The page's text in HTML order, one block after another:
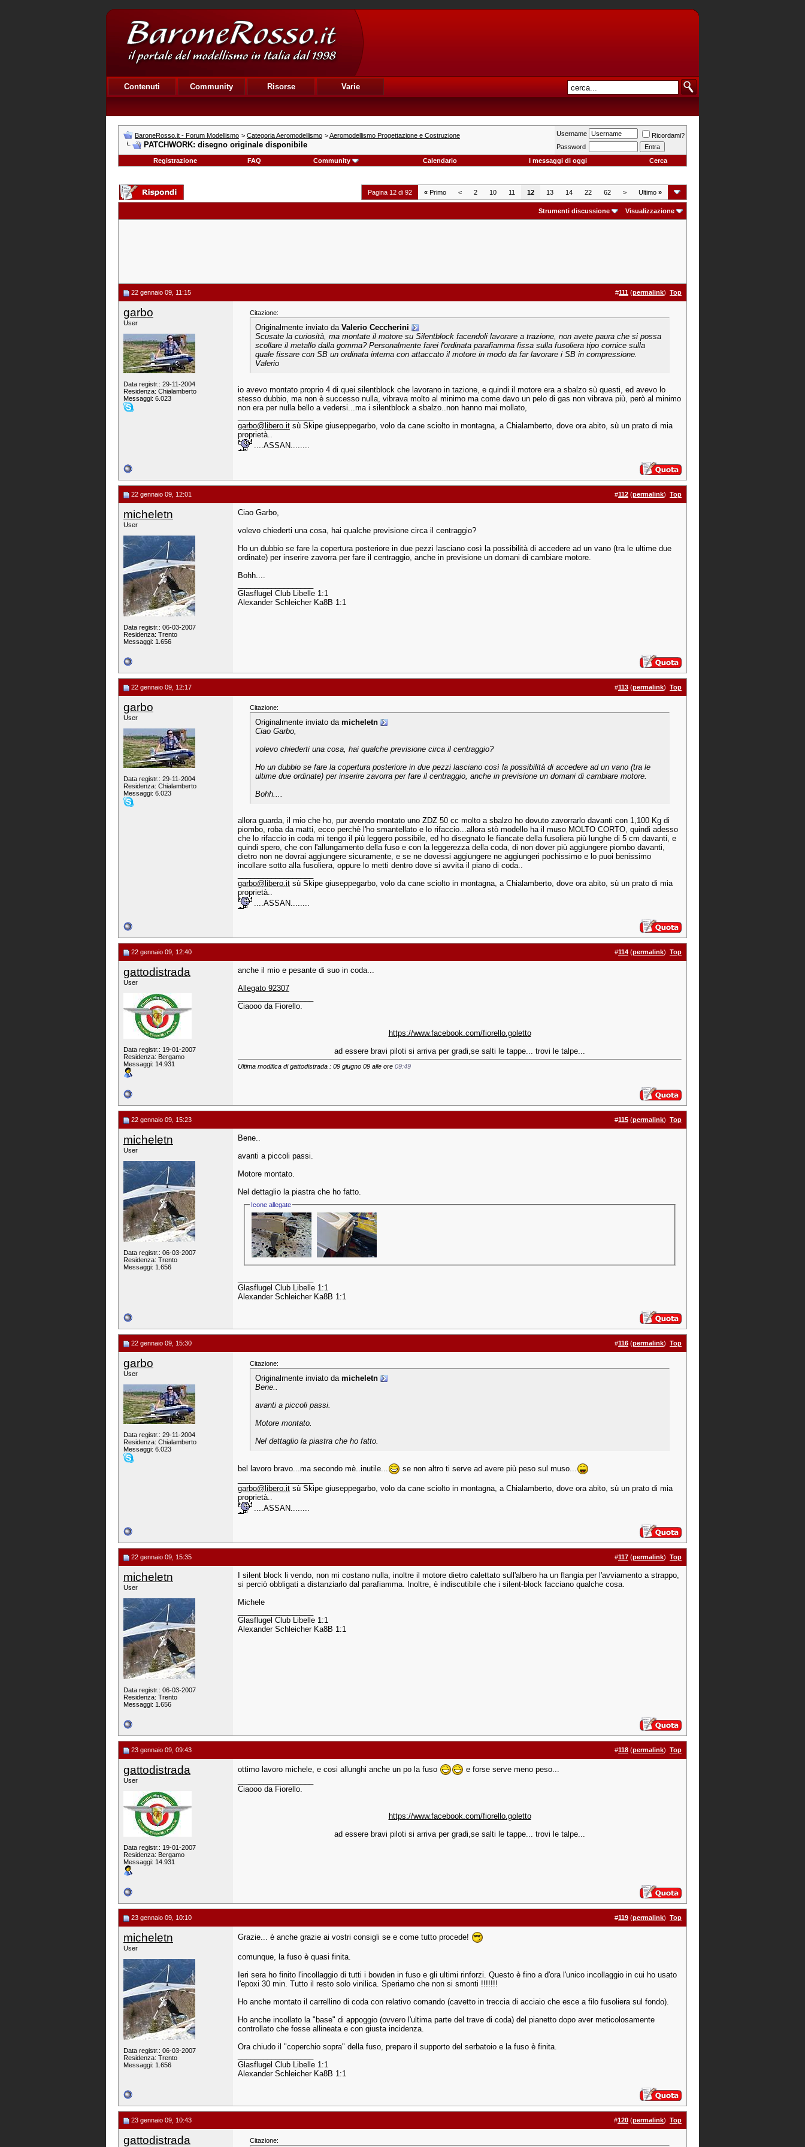
Contenuti Community Risorse Varie
BaroneRosso.it - Forum Modellismo > Categoria Aeromodellismo >Aeromodellismo Progettazione e Costruzione
PATCHWORK: disegno originale disponibile
Username
Ricordami?
Password
Registrazione
FAQ Community Calendario I messaggi di oggi Cerca
Pagina 12 di 92 « Primo < 2 10 11 12 13 14 22 62 > Ultimo »
Strumenti discussione Visualizzazione
22 gennaio 09, 11:15 #111 (permalink) Top
garbo
User
Data registr.: 29-11-2004
Residenza: Chialamberto
Messaggi: 6.023
Citazione:
Originalmente inviato da Valerio Ceccherini
Scusate la curiosità, ma montate il motore su Silentblock facendoli lavorare a trazione, non avete paura che si possa
scollare il metallo dalla gomma? Personalmente farei l'ordinata parafiamma fissa sulla fusoliera tipo cornice sulla
quale fissare con SB un ordinata interna con attaccato il motore in modo da far lavorare i SB in compressione.
Valerio
io avevo montato proprio 4 di quei silentblock che lavorano in tazione, e quindi il motore era a sbalzo sù questi, ed avevo lo
stesso dubbio, ma non è successo nulla, vibrava molto al minimo ma come davo un pelo di gas non vibrava più, però al minimo
non era per nulla bello a vedersi...ma i silentblock a sbalzo..non hanno mai mollato,
garbo@libero.it sù Skipe giuseppegarbo, volo da cane sciolto in montagna, a Chialamberto, dove ora abito, sù un prato di mia
proprietà..
....ASSAN........
22 gennaio 09, 12:01 #112 (permalink) Top
micheletn
User
Data registr.: 06-03-2007
Residenza: Trento
Messaggi: 1.656
Ciao Garbo,
volevo chiederti una cosa, hai qualche previsione circa il centraggio?
Ho un dubbio se fare la copertura posteriore in due pezzi lasciano così la possibilità di accedere ad un vano (tra le ultime due
ordinate) per inserire zavorra per fare il centraggio, anche in previsione un domani di cambiare motore.
Bohh....
Glasflugel Club Libelle 1:1
Alexander Schleicher Ka8B 1:1
22 gennaio 09, 12:17 #113 (permalink) Top
garbo
User
Data registr.: 29-11-2004
Residenza: Chialamberto
Messaggi: 6.023
Citazione:
Originalmente inviato da micheletn
Ciao Garbo,
volevo chiederti una cosa, hai qualche previsione circa il centraggio?
Ho un dubbio se fare la copertura posteriore in due pezzi lasciano così la possibilità di accedere ad un vano (tra le
ultime due ordinate) per inserire zavorra per fare il centraggio, anche in previsione un domani di cambiare motore.
Bohh....
allora guarda, il mio che ho, pur avendo montato uno ZDZ 50 cc molto a sbalzo ho dovuto zavorrarlo davanti con 1,100 Kg di
piombo, roba da matti, ecco perchè l'ho smantellato e lo rifaccio...allora stò modello ha il muso MOLTO CORTO, quindi adesso
che lo rifaccio in coda mi tengo il più leggero possibile, ed ho disegnato le fiancate della fusoliera più lunghe di 5 cm davanti, e
quindi spero, che con l'allungamento della fuso e con la leggerezza della coda, di non dover più aggiungere piombo davanti,
dietro non ne dovrai aggiungere sicuramente, e se ne dovessi aggiungere ne aggiungeri pochissimo e lo puoi benissimo
incollare sotto alla fusoliera, oppure lo metti dentro dove si avvita il piano di coda..
garbo@libero.it sù Skipe giuseppegarbo, volo da cane sciolto in montagna, a Chialamberto, dove ora abito, sù un prato di mia
proprietà..
....ASSAN........
22 gennaio 09, 12:40 #114 (permalink) Top
gattodistrada
User
Data registr.: 19-01-2007
Residenza: Bergamo
Messaggi: 14.931
anche il mio e pesante di suo in coda...
Allegato 92307
Ciaooo da Fiorello.
https://www.facebook.com/fiorello.goletto
ad essere bravi piloti si arriva per gradi,se salti le tappe... trovi le talpe...
Ultima modifica di gattodistrada : 09 giugno 09 alle ore 09:49
22 gennaio 09, 15:23 #115 (permalink) Top
micheletn
User
Data registr.: 06-03-2007
Residenza: Trento
Messaggi: 1.656
Bene..
avanti a piccoli passi.
Motore montato.
Nel dettaglio la piastra che ho fatto.
Icone allegate
Glasflugel Club Libelle 1:1
Alexander Schleicher Ka8B 1:1
22 gennaio 09, 15:30 #116 (permalink) Top
garbo
User
Data registr.: 29-11-2004
Residenza: Chialamberto
Messaggi: 6.023
Citazione:
Originalmente inviato da micheletn
Bene..
avanti a piccoli passi.
Motore montato.
Nel dettaglio la piastra che ho fatto.
bel lavoro bravo...ma secondo mè..inutile...
se non altro ti serve ad avere più peso sul muso...
garbo@libero.it sù Skipe giuseppegarbo, volo da cane sciolto in montagna, a Chialamberto, dove ora abito, sù un prato di mia
proprietà..
....ASSAN........
22 gennaio 09, 15:35 #117 (permalink) Top
micheletn
User
Data registr.: 06-03-2007
Residenza: Trento
Messaggi: 1.656
I silent block li vendo, non mi costano nulla, inoltre il motore dietro calettato sull'albero ha un flangia per l'avviamento a strappo,
si perciò obbligati a distanziarlo dal parafiamma. Inoltre, è indiscutibile che i silent-block facciano qualche cosa.
Michele
Glasflugel Club Libelle 1:1
Alexander Schleicher Ka8B 1:1
23 gennaio 09, 09:43 #118 (permalink) Top
gattodistrada
User
Data registr.: 19-01-2007
Residenza: Bergamo
Messaggi: 14.931
ottimo lavoro michele, e cosi allunghi anche un po la fuso
e forse serve meno peso...
Ciaooo da Fiorello.
https://www.facebook.com/fiorello.goletto
ad essere bravi piloti si arriva per gradi,se salti le tappe... trovi le talpe...
23 gennaio 09, 10:10 #119 (permalink) Top
micheletn
User
Data registr.: 06-03-2007
Residenza: Trento
Messaggi: 1.656
Grazie... è anche grazie ai vostri consigli se e come tutto procede!
comunque, la fuso è quasi finita.
Ieri sera ho finito l'incollaggio di tutti i bowden in fuso e gli ultimi rinforzi. Questo è fino a d'ora l'unico incollaggio in cui ho usato
l'epoxi 30 min. Tutto il resto solo vinilica. Speriamo che non si smonti !!!!!!!
Ho anche montato il carrellino di coda con relativo comando (cavetto in treccia di acciaio che esce a filo fusoliera sul fondo).
Ho anche incollato la "base" di appoggio (ovvero l'ultima parte del trave di coda) del pianetto dopo aver meticolosamente
controllato che fosse allineata e con giusta incidenza.
Ora chiudo il "coperchio sopra" della fuso, preparo il supporto del serbatoio e la fuso è finita.
Glasflugel Club Libelle 1:1
Alexander Schleicher Ka8B 1:1
23 gennaio 09, 10:43 #120 (permalink) Top
gattodistrada Citazione: